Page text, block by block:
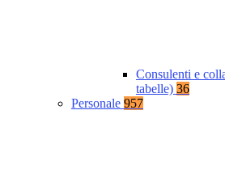
Consulenti e
tabelle) 36
Personale 957